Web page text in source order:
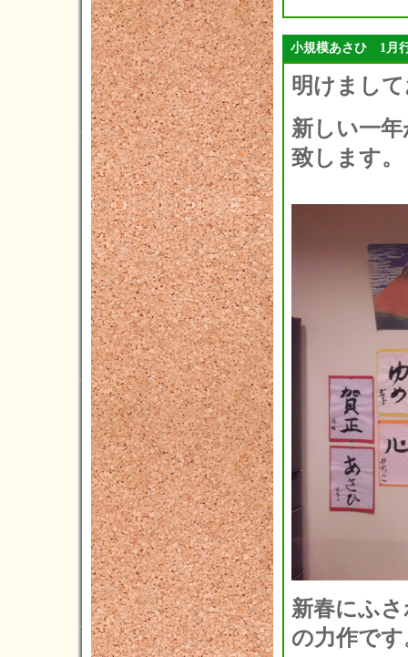
2014年08月(7)
2014年07月(5)
2014年06月(5)
2014年05月(3)
2014年04月(2)
2014年03月(1)
2014年02月(1)
2014年01月(1)
2013年12月(3)
2013年11月(4)
2013年10月(5)
2013年09月(3)
2013年08月(4)
2013年07月(4)
2013年06月(4)
2013年05月(5)
2013年04月(4)
2013年03月(1)
2013年02月(1)
2013年01月(1)
2012年12月(2)
小規模あさひ 1月
明けまし
新しい一
致します。
新春にふ
の力作です